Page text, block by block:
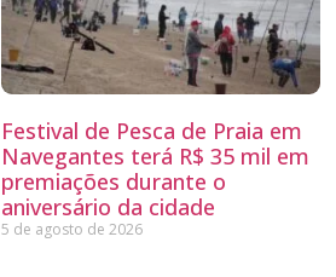
Festival de Pesca de Praia em
Navegantes terá R$ 35 mil em
premiações durante o
aniversário da cidade
5 de agosto de 2026